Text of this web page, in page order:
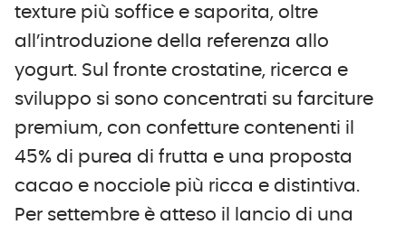
texture più soffice e saporita, oltre
all’introduzione della referenza allo
yogurt. Sul fronte crostatine, ricerca e
sviluppo si sono concentrati su farciture
premium, con confetture contenenti il
45% di purea di frutta e una proposta
cacao e nocciole più ricca e distintiva.
Per settembre è atteso il lancio di una